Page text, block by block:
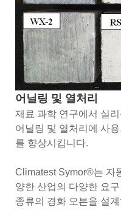
어닐링 및 열처리
재료 과학 연구에서 실
어닐링 및 열처리에 사
를 향상시킵니다.
Climatest Symor®는 자
양한 산업의 다양한 요
종류의 경화 오븐을 설